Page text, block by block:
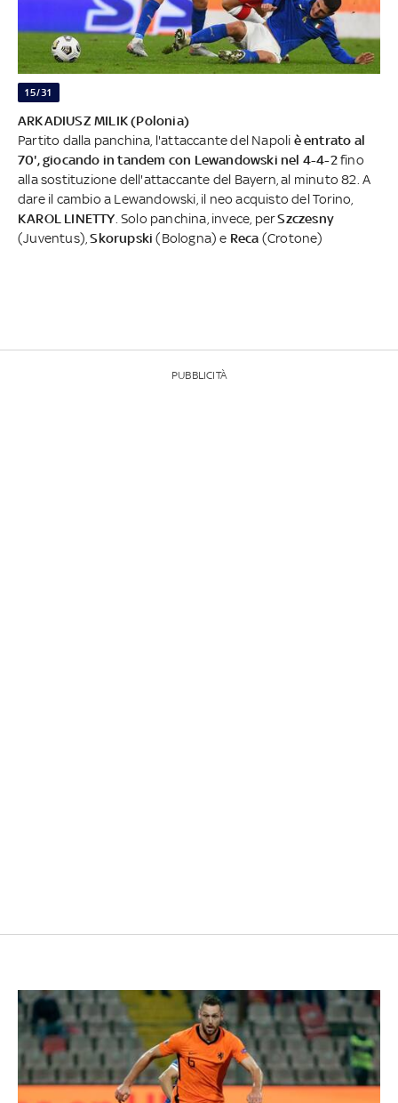
15/31
ARKADIUSZ MILIK (Polonia)
Partito dalla panchina, l'attaccante del Napoli è entrato al
70', giocando in tandem con Lewandowski nel 4-4-2fino
alla sostituzione dell'attaccante del Bayern, al minuto 82. A
dare il cambio a Lewandowski, il neo acquisto del Torino,
KAROL LINETTY . Solo panchina, invece, perSzczesny
(Juventus),Skorupski(Bologna) e Reca (Crotone)
PUBBLICITÀ